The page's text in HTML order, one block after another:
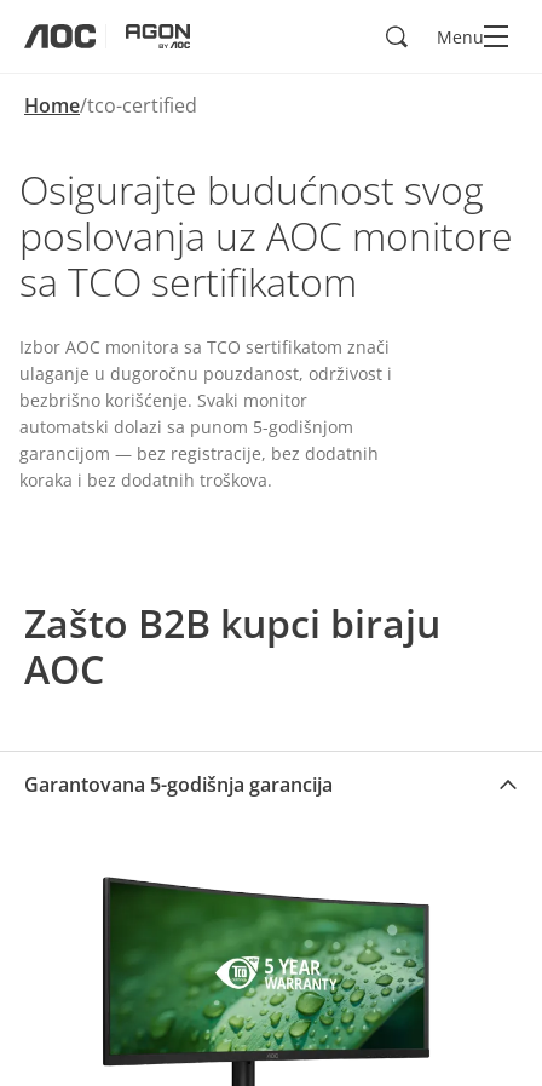
SearchMenu
Home tco-certified
Osigurajte budućnost svog
poslovanja uz AOC monitore
sa TCO sertifikatom
Izbor AOC monitora sa TCO sertifikatom znači
ulaganje u dugoročnu pouzdanost, održivost i
bezbrišno korišćenje. Svaki monitor
automatski dolazi sa punom 5-godišnjom
garancijom — bez registracije, bez dodatnih
koraka i bez dodatnih troškova.
Zašto B2B kupci biraju
AOC
Garantovana 5-godišnja garancija